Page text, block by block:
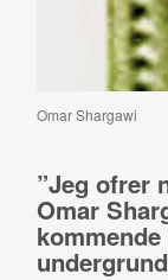
Omar Shargawi
”Jeg ofrer
Omar